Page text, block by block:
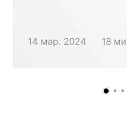
14 мар. 2024 18